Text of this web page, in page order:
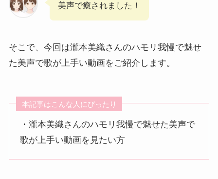
美声で癒されました！
そこで、今回は瀧本美織さんのハモリ我慢で魅せ
た美声で歌が上手い動画をご紹介します。
本記事はこんな人にぴったり
・瀧本美織さんのハモリ我慢で魅せた美声で
歌が上手い動画を見たい方